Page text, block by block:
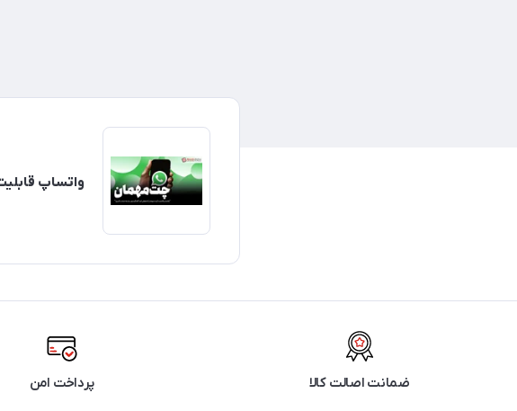
واتساپ
ضمانت اصالت کالا پرداخت امن